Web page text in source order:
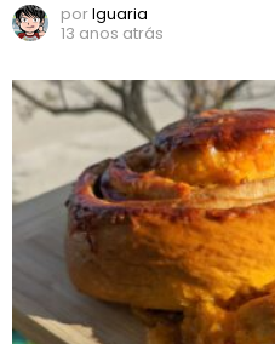
porIguaria
13 anos atrás